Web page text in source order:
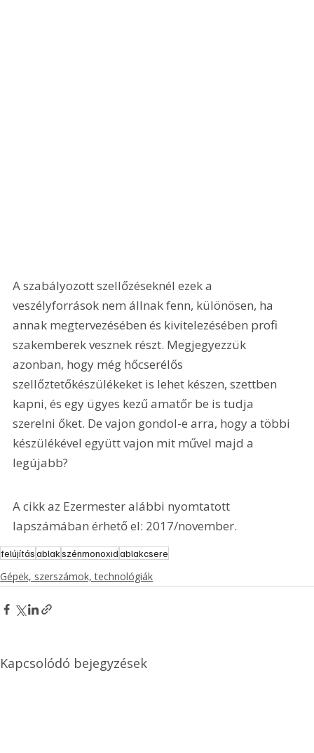
A szabályozott szellőzéseknél ezek a
veszélyforrások nem állnak fenn, különösen, ha
annak megtervezésében és kivitelezésében profi
szakemberek vesznek részt. Megjegyezzük
azonban, hogy még hőcserélős
szellőztetőkészülékeket is lehet készen, szettben
kapni, és egy ügyes kezű amatőr be is tudja
szerelni őket. De vajon gondol-e arra, hogy a többi
készülékével együtt vajon mit művel majd a
legújabb?
A cikk az Ezermester alábbi nyomtatott
lapszámában érhető el: 2017/november.
felújításablakszénmonoxidablakcsere
Gépek, szerszámok, technológiák
Kapcsolódó bejegyzések